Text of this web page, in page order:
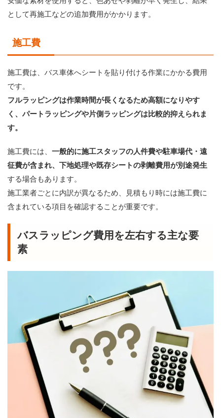
として再施工などの追加費用がかかります。
施工費
施工費は、バス車体へシートを貼り付ける作業にかかる費用
です。
フルラッピングは作業時間が長くなるため高額になりやす
く、パートラッピングや片側ラッピングは比較的抑えられま
す。
施工費には、 一般的に施工スタッフの人件費や駐車場代・遠
征費が含まれ、下地処理や既存シートの剥離費用が別途発生
する場合もあります。
施工業者ごとに内訳が異なるため、見積もり時には施工費に
含まれている項目を確認することが重要です。
バスラッピング費用を左右する主な要
素